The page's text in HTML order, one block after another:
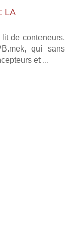
LA
de conteneurs,
qui sans
et ...